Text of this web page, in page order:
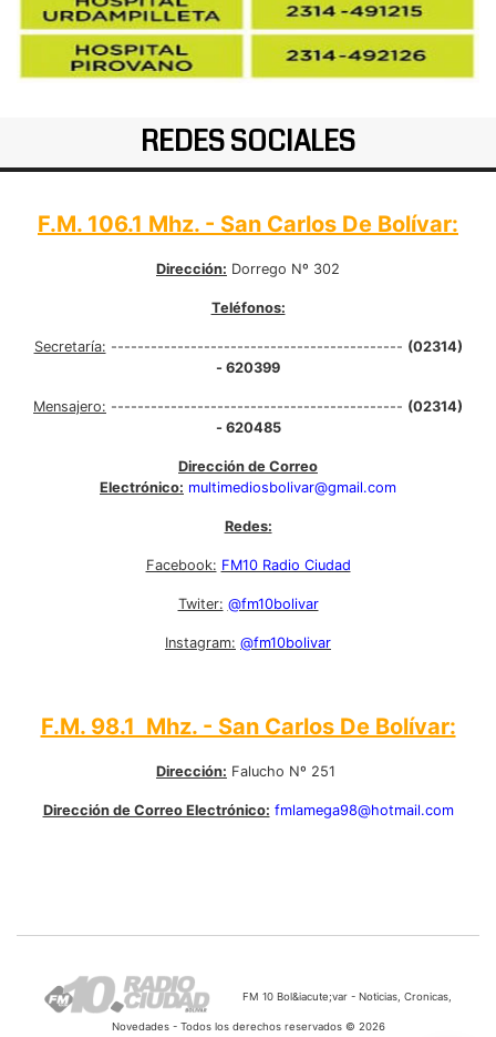
REDES SOCIALES
F.M. 106.1 Mhz. - San Carlos De Bolívar:
Dirección: Dorrego Nº 302
Teléfonos:
Secretaría: -------------------------------------------- (02314)
- 620399
Mensajero: -------------------------------------------- (02314)
- 620485
Dirección de Correo
Electrónico: multimediosbolivar@gmail.com
Redes:
Facebook: FM10 Radio Ciudad
Twiter: @fm10bolivar
Instagram: @fm10bolivar
F.M. 98.1 Mhz. - San Carlos De Bolívar:
Dirección: Falucho Nº 251
Dirección de Correo Electrónico: fmlamega98@hotmail.com
FM 10 Bol&iacute;var - Noticias, Cronicas,
Novedades - Todos los derechos reservados © 2026